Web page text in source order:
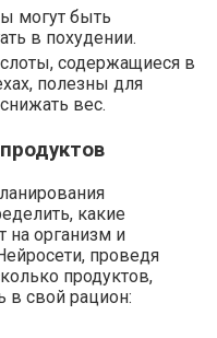
могут быть
в похудении.
содержащиеся в
полезны для
вес.
какие
на организм и
проведя
продуктов,
в свой рацион: